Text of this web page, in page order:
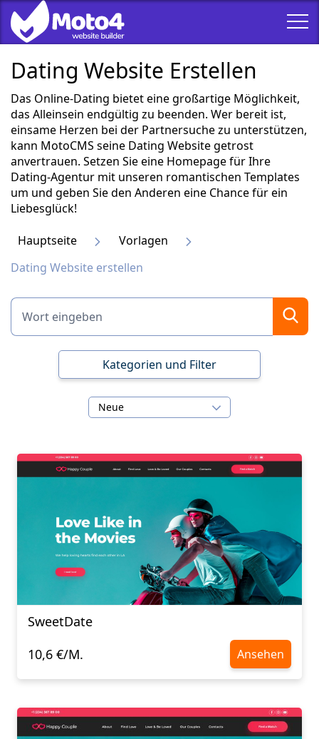
Dating Website Erstellen
Das Online-Dating bietet eine großartige Möglichkeit,
das Alleinsein endgültig zu beenden. Wer bereit ist,
einsame Herzen bei der Partnersuche zu unterstützen,
kann MotoCMS seine Dating Website getrost
anvertrauen. Setzen Sie eine Homepage für Ihre
Dating-Agentur mit unseren romantischen Templates
um und geben Sie den Anderen eine Chance für ein
Liebesglück!
Hauptseite
Vorlagen
Dating Website erstellen
Kategorien und Filter
Neue
SweetDate
10,6 €/M.
Ansehen